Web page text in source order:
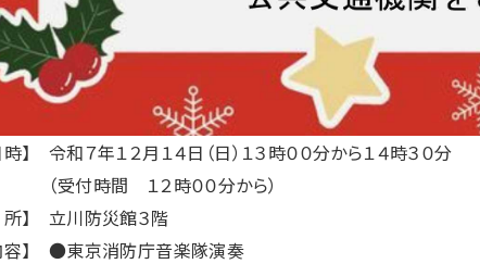
】 令和７年１２月１４日（日）１３時００分から１４時３０分
時間 １２時００分から）
】 立川防災館３階
容】 ●東京消防庁音楽隊演奏